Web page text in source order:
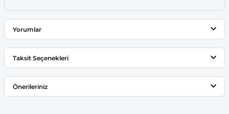
Yorumlar
Bu ürüne ilk yorumu siz yapın!
Taksit Seçenekleri
Önerileriniz